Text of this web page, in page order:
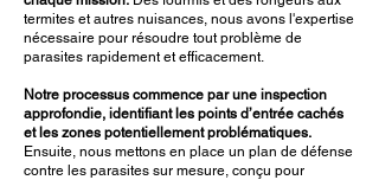
termites et autres nuisances, nous avons l'expertise
nécessaire pour résoudre tout problème de
parasites rapidement et efficacement.
Notre processus commence par une inspection
approfondie, identifiant les points d’entrée cachés
et les zones potentiellement problématiques.
Ensuite, nous mettons en place un plan de défense
contre les parasites sur mesure, conçu pour